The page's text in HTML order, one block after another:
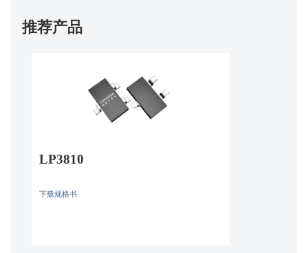
推荐产品
LP3810
下载规格书